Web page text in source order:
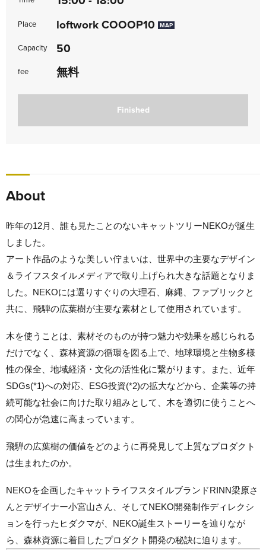
Place loftwork COOOP10 MAP
Capacity 50
fee 無料
Finished
About
昨年の12月、誰も見たことのないキャットツリーNEKOが誕生
しました。
アート作品のような美しい佇まいは、世界中の主要なデザイン
＆ライフスタイルメディアで取り上げられ大きな話題となりま
した。NEKOには選りすぐりの大理石、麻縄、ファブリックと
共に、飛騨の広葉樹が主要な素材として使用されています。
木を使うことは、素材そのものが持つ魅力や効果を感じられる
だけでなく、森林資源の循環を図る上で、地球環境と生物多様
性の保全、地域経済・文化の活性化に繋がります。また、近年
SDGs(*1)への対応、ESG投資(*2)の拡大などから、企業等の持
続可能な社会に向けた取り組みとして、木を適切に使うことへ
の関心が急速に高まっています。
飛騨の広葉樹の価値をどのように再発見して上質なプロダクト
は生まれたのか。
NEKOを企画したキャットライフスタイルブランドRINN梁原さ
んとデザイナー小宮山さん、そしてNEKO開発制作ディレクシ
ョンを行ったヒダクマが、NEKO誕生ストーリーを辿りなが
ら、森林資源に着目したプロダクト開発の秘訣に迫ります。